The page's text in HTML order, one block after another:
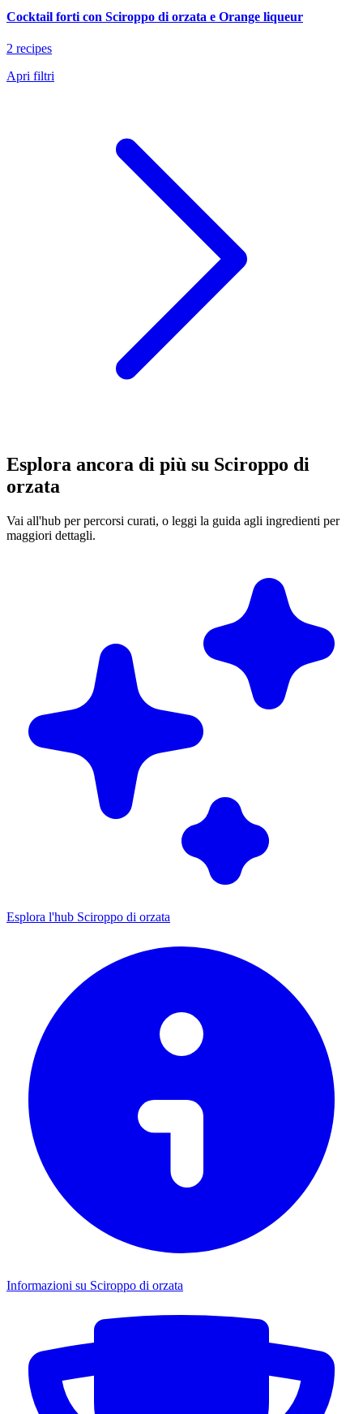
Cocktail forti con Sciroppo di orzata e Orange liqueur
2 recipes
Apri filtri
Esplora ancora di più su Sciroppo di
orzata
Vai all'hub per percorsi curati, o leggi la guida agli ingredienti per
maggiori dettagli.
Esplora l'hub Sciroppo di orzata
Informazioni su Sciroppo di orzata